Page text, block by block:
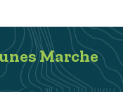
Marche